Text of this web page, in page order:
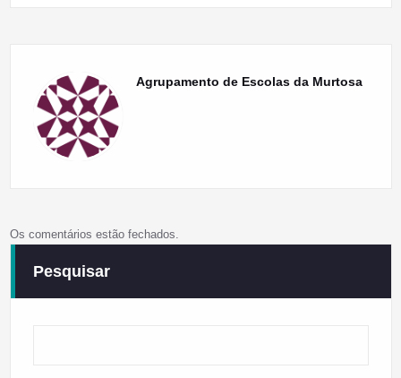
Agrupamento de Escolas da Murtosa
Os comentários estão fechados.
Pesquisar